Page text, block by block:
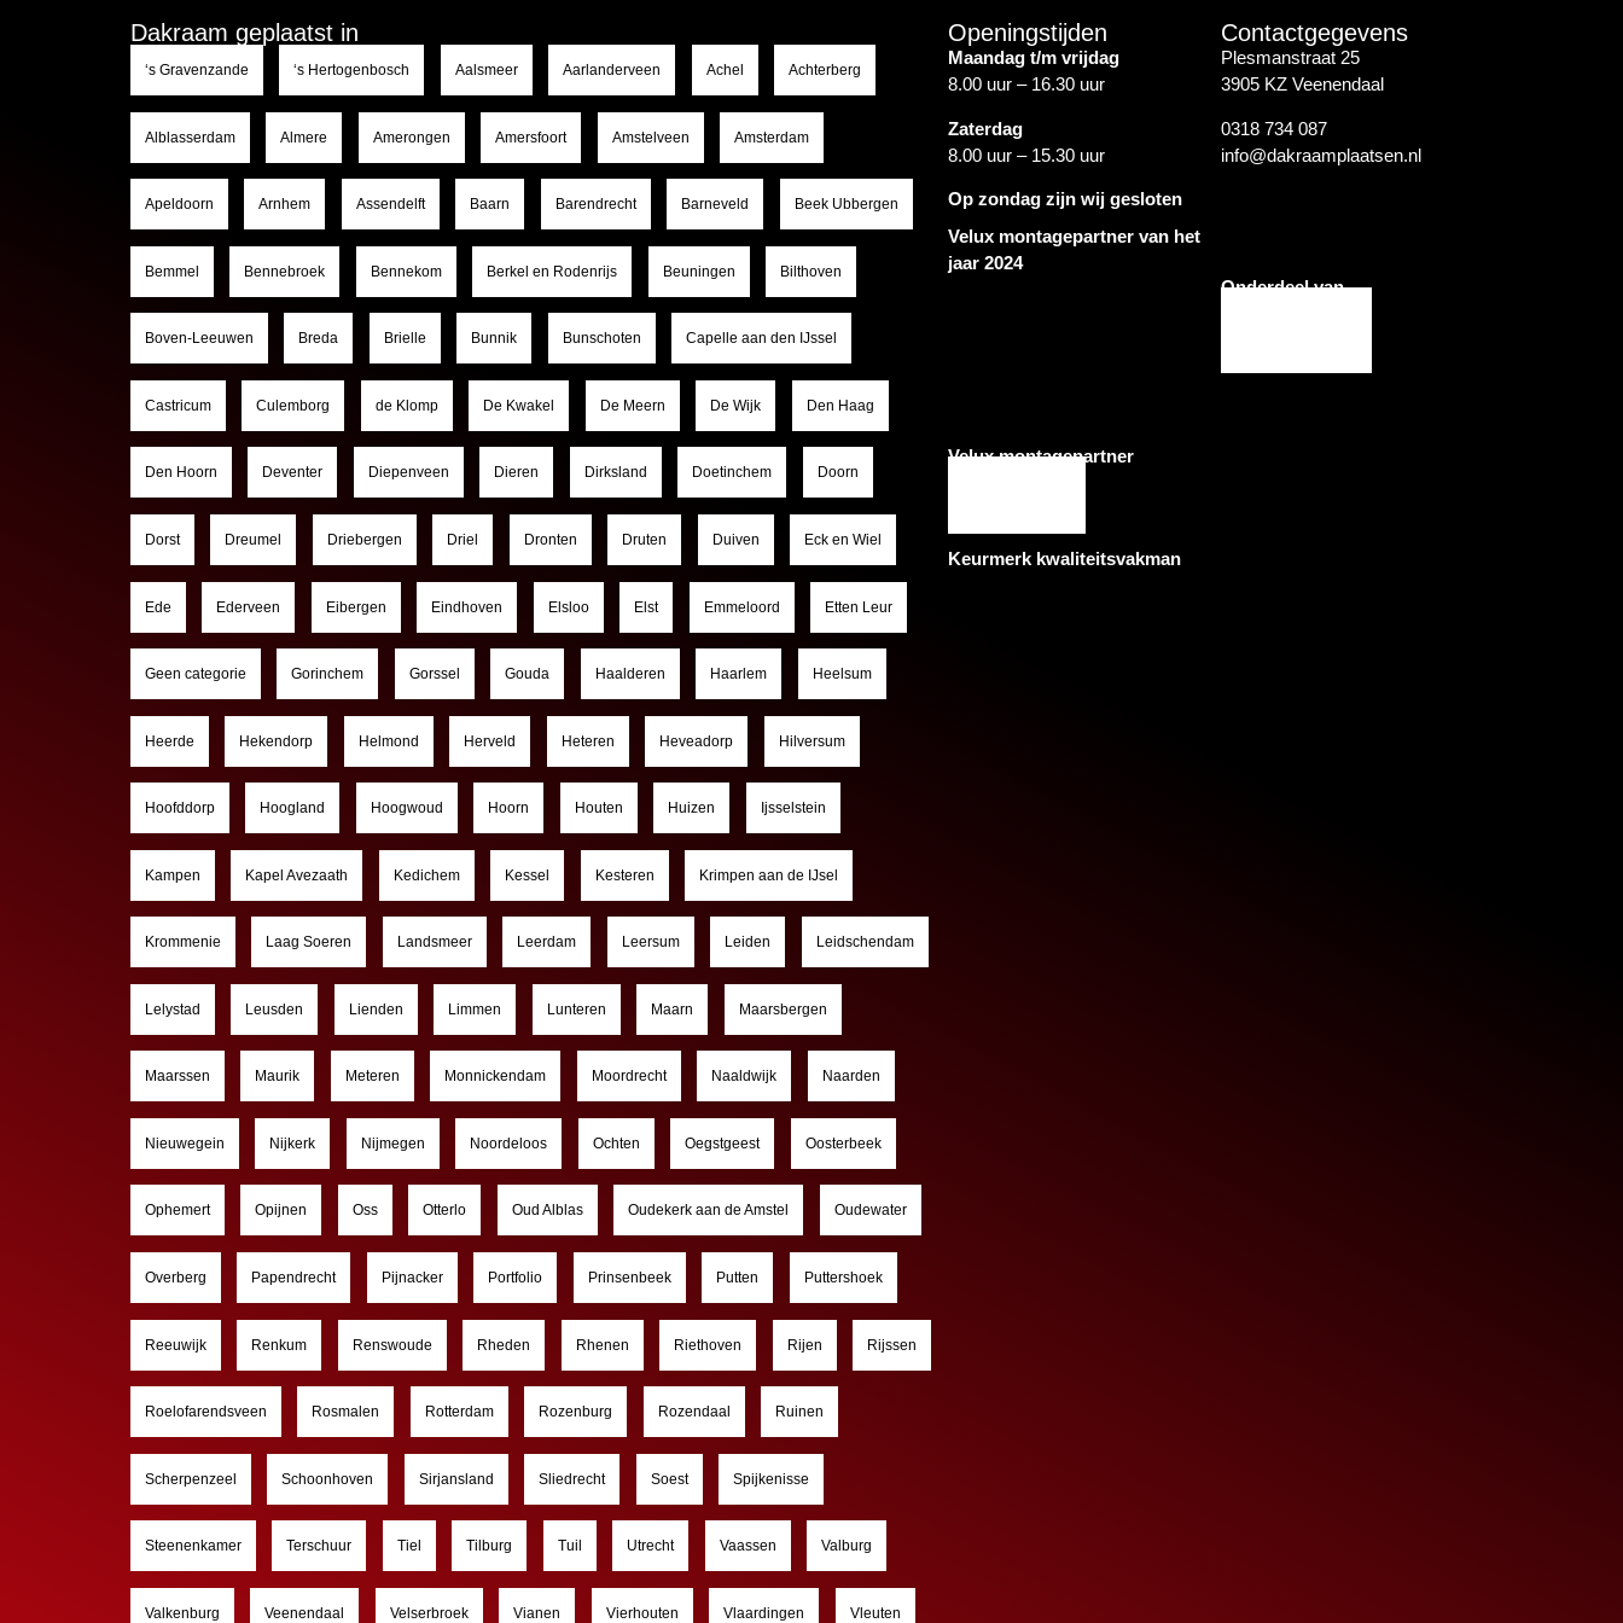
Dakraam geplaatst in
‘s Gravenzande ‘s Hertogenbosch Aalsmeer Aarlanderveen Achel Achterberg
Alblasserdam Almere Amerongen Amersfoort Amstelveen Amsterdam
Apeldoorn Arnhem Assendelft Baarn Barendrecht Barneveld Beek Ubbergen
Bemmel Bennebroek Bennekom Berkel en Rodenrijs Beuningen Bilthoven
Boven-Leeuwen Breda Brielle Bunnik Bunschoten Capelle aan den IJssel
Castricum Culemborg de Klomp De Kwakel De Meern De Wijk Den Haag
Den Hoorn Deventer Diepenveen Dieren Dirksland Doetinchem Doorn
Dorst Dreumel Driebergen Driel Dronten Druten Duiven Eck en Wiel
Ede Ederveen Eibergen Eindhoven Elsloo Elst Emmeloord Etten Leur
Geen categorie Gorinchem Gorssel Gouda Haalderen Haarlem Heelsum
Heerde Hekendorp Helmond Herveld Heteren Heveadorp Hilversum
Hoofddorp Hoogland Hoogwoud Hoorn Houten Huizen Ijsselstein
Kampen Kapel Avezaath Kedichem Kessel Kesteren Krimpen aan de IJsel
Krommenie Laag Soeren Landsmeer Leerdam Leersum Leiden Leidschendam
Lelystad Leusden Lienden Limmen Lunteren Maarn Maarsbergen
Maarssen Maurik Meteren Monnickendam Moordrecht Naaldwijk Naarden
Nieuwegein Nijkerk Nijmegen Noordeloos Ochten Oegstgeest Oosterbeek
Ophemert Opijnen Oss Otterlo Oud Alblas Oudekerk aan de Amstel Oudewater
Overberg Papendrecht Pijnacker Portfolio Prinsenbeek Putten Puttershoek
Reeuwijk Renkum Renswoude Rheden Rhenen Riethoven Rijen Rijssen
Roelofarendsveen Rosmalen Rotterdam Rozenburg Rozendaal Ruinen
Scherpenzeel Schoonhoven Sirjansland Sliedrecht Soest Spijkenisse
Steenenkamer Terschuur Tiel Tilburg Tuil Utrecht Vaassen Valburg
Valkenburg Veenendaal Velserbroek Vianen Vierhouten Vlaardingen Vleuten
Openingstijden
Maandag t/m vrijdag
8.00 uur – 16.30 uur
Zaterdag
8.00 uur – 15.30 uur
Op zondag zijn wij gesloten
Velux montagepartner van het
jaar 2024
Velux montagepartner
Keurmerk kwaliteitsvakman
Contactgegevens
Plesmanstraat 25
3905 KZ Veenendaal
0318 734 087
info@dakraamplaatsen.nl
Onderdeel van